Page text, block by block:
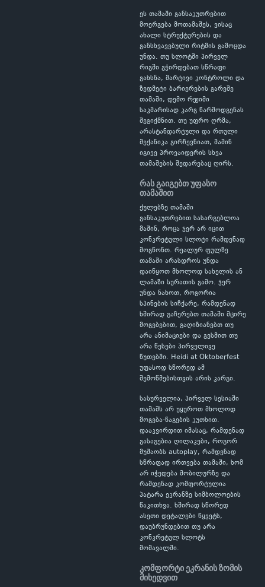
ეს თამაში განსაკუთრებით
მოერგება მოთამაშეს, ვისაც
ახალი სტრუქტურების და
განსხვავებული რიტმის გამოცდა
უნდა. თუ სლოტში პირველ
რიგში გჭირდებათ სწრაფი
გახსნა, მარტივი კონტროლი და
ზედმეტი ბარიერების გარეშე
თამაში, დემო რეჟიმი
საკმარისად კარგ წარმოდგენას
შეგიქმნით. თუ უფრო ღრმა,
არასტანდარტული და რთული
მექანიკა გირჩევნიათ, მაშინ
იგივე პროვაიდერის სხვა
თამაშების შედარებაც ღირს.
რას გაიგებთ უფასო
თამაშით
ქულებზე თამაში
განსაკუთრებით სასარგებლოა
მაშინ, როცა ჯერ არ იცით
კონკრეტული სლოტი რამდენად
მოგწონთ. რეალურ ფულზე
თამაში არასდროს უნდა
დაიწყოთ მხოლოდ სახელის ან
ლამაზი სურათის გამო. ჯერ
უნდა ნახოთ, როგორია
სპინების სიჩქარე, რამდენად
ხშირად გაჩერებთ თამაში მცირე
მოგებებით, გაღიზიანებთ თუ
არა ანიმაციები და გესმით თუ
არა წესები პირველივე
წუთებში. Heidi at Oktoberfest
უფასოდ სწორედ ამ
შემოწმებისთვის არის კარგი.
სასურველია, პირველ სესიაში
თამაშს არ უყუროთ მხოლოდ
მოგება-წაგების კუთხით.
დააკვირდით იმასაც, რამდენად
გასაგებია ღილაკები, როგორ
მუშაობს autoplay, რამდენად
სწრაფად ირთვება თამაში, ხომ
არ იჭედება მობილურზე და
რამდენად კომფორტულია
პატარა ეკრანზე სიმბოლოების
წაკითხვა. ხშირად სწორედ
ასეთი დეტალები წყვეტს,
დაუბრუნდებით თუ არა
კონკრეტულ სლოტს
მომავალში.
კომფორტი ეკრანის ზომის
მიხედვით